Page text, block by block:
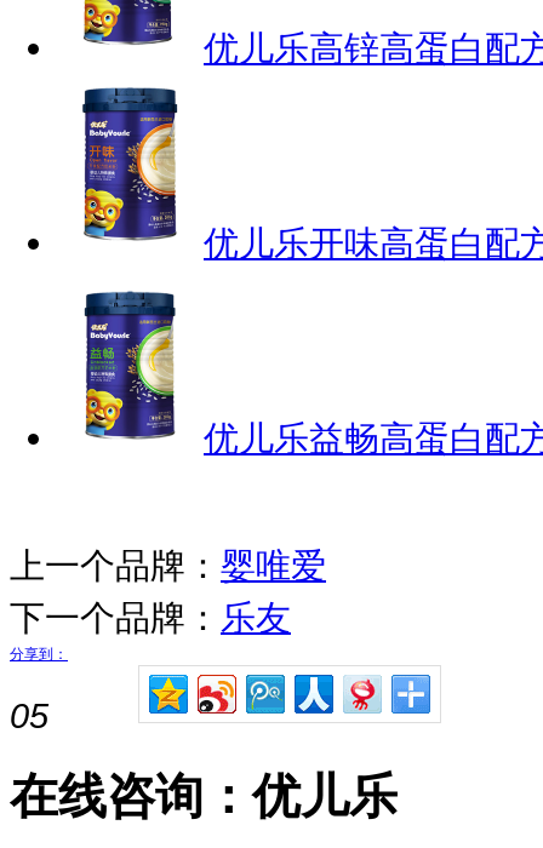
优儿乐高锌高蛋白配
优儿乐开味高蛋白配
优儿乐益畅高蛋白配
上一个品牌： 婴唯爱
下一个品牌： 乐友
分享到：
05
在线咨询：优儿乐